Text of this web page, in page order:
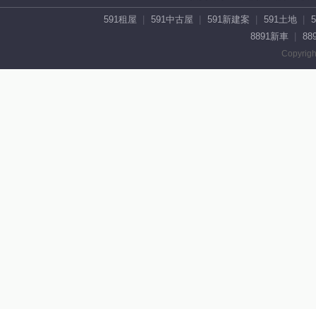
591租屋 591中古屋 591新建案 591土地
8891新車